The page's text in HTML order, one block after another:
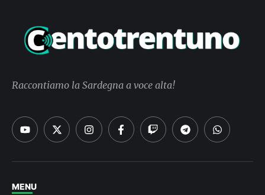
Raccontiamo la Sardegna a voce alta!
MENU